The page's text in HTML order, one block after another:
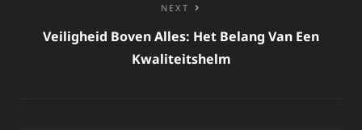
NEXT
Veiligheid Boven Alles: Het Belang Van Een
Kwaliteitshelm